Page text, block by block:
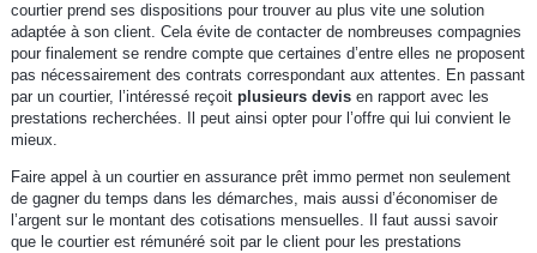
courtier prend ses dispositions pour trouver au plus vite une solution
adaptée à son client. Cela évite de contacter de nombreuses compagnies
pour finalement se rendre compte que certaines d’entre elles ne proposent
pas nécessairement des contrats correspondant aux attentes. En passant
par un courtier, l’intéressé reçoit plusieurs devisen rapport avec les
prestations recherchées. Il peut ainsi opter pour l’offre qui lui convient le
mieux.
Faire appel à un courtier en assurance prêt immo permet non seulement
de gagner du temps dans les démarches, mais aussi d’économiser de
l’argent sur le montant des cotisations mensuelles. Il faut aussi savoir
que le courtier est rémunéré soit par le client pour les prestations